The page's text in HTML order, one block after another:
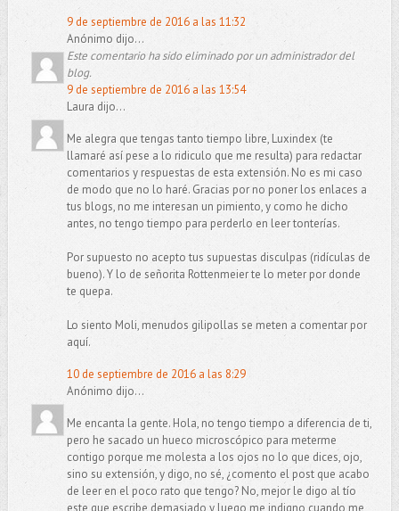
9 de septiembre de 2016 a las 11:32
Anónimo dijo...
Este comentario ha sido eliminado por un administrador del
blog.
9 de septiembre de 2016 a las 13:54
Laura dijo...
Me alegra que tengas tanto tiempo libre, Luxindex (te
llamaré así pese a lo ridiculo que me resulta) para redactar
comentarios y respuestas de esta extensión. No es mi caso
de modo que no lo haré. Gracias por no poner los enlaces a
tus blogs, no me interesan un pimiento, y como he dicho
antes, no tengo tiempo para perderlo en leer tonterías.
Por supuesto no acepto tus supuestas disculpas (ridículas de
bueno). Y lo de señorita Rottenmeier te lo meter por donde
te quepa.
Lo siento Moli, menudos gilipollas se meten a comentar por
aquí.
10 de septiembre de 2016 a las 8:29
Anónimo dijo...
Me encanta la gente. Hola, no tengo tiempo a diferencia de ti,
pero he sacado un hueco microscópico para meterme
contigo porque me molesta a los ojos no lo que dices, ojo,
sino su extensión, y digo, no sé, ¿comento el post que acabo
de leer en el poco rato que tengo? No, mejor le digo al tío
este que escribe demasiado y luego me indigno cuando me